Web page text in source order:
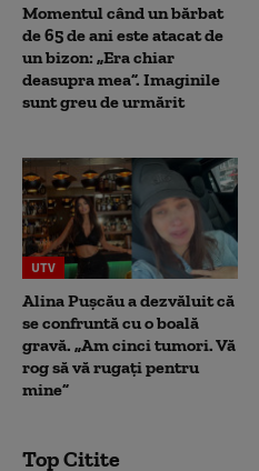
Momentul când un bărbat
de 65 de ani este atacat de
un bizon: „Era chiar
deasupra mea”. Imaginile
sunt greu de urmărit
UTV
Alina Pușcău a dezvăluit că
se confruntă cu o boală
gravă. „Am cinci tumori. Vă
rog să vă rugați pentru
mine”
Top Citite